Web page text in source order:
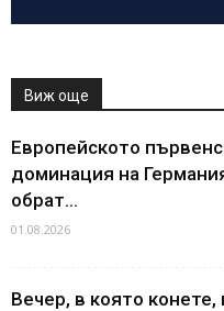
Виж още
Европейското
доминация на
обрат...
01.08.2026
Вечер, в която